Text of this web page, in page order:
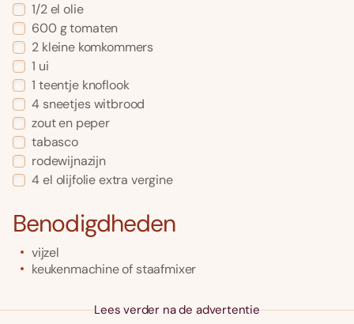
1/2 el olie
600 gtomaten
2 kleine komkommers
1 ui
1 teentje knoflook
4 sneetjes witbrood
zout en peper
tabasco
rodewijnazijn
4el olijfolie extra vergine
Benodigdheden
vijzel
keukenmachine of staafmixer
Lees verder na de advertentie